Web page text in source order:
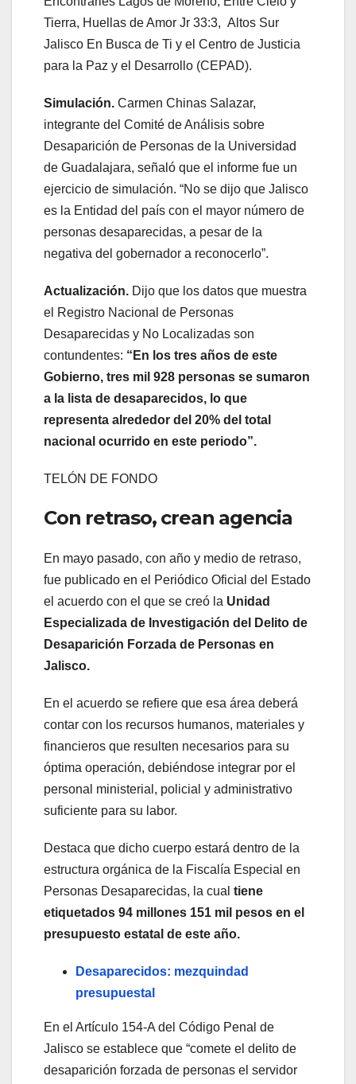
Tierra, Huellas de Amor Jr 33:3, Altos Sur
Jalisco En Busca de Ti y el Centro de Justicia
para la Paz y el Desarrollo (CEPAD).
Simulación. Carmen Chinas Salazar,
integrante del Comité de Análisis sobre
Desaparición de Personas de la Universidad
de Guadalajara, señaló que el informe fue un
ejercicio de simulación. “No se dijo que Jalisco
es la Entidad del país con el mayor número de
personas desaparecidas, a pesar de la
negativa del gobernador a reconocerlo”.
Actualización. Dijo que los datos que muestra
el Registro Nacional de Personas
Desaparecidas y No Localizadas son
contundentes: “En los tres años de este
Gobierno, tres mil 928 personas se sumaron
a la lista de desaparecidos, lo que
representa alrededor del 20% del total
nacional ocurrido en este periodo”.
TELÓN DE FONDO
Con retraso, crean agencia
En mayo pasado, con año y medio de retraso,
fue publicado en el Periódico Oficial del Estado
el acuerdo con el que se creó la Unidad
Especializada de Investigación del Delito de
Desaparición Forzada de Personas en
Jalisco.
En el acuerdo se refiere que esa área deberá
contar con los recursos humanos, materiales y
financieros que resulten necesarios para su
óptima operación, debiéndose integrar por el
personal ministerial, policial y administrativo
suficiente para su labor.
Destaca que dicho cuerpo estará dentro de la
estructura orgánica de la Fiscalía Especial en
Personas Desaparecidas, la cual tiene
etiquetados 94 millones 151 mil pesos en el
presupuesto estatal de este año.
Desaparecidos: mezquindad
presupuestal
En el Artículo 154-A del Código Penal de
Jalisco se establece que “comete el delito de
desaparición forzada de personas el servidor